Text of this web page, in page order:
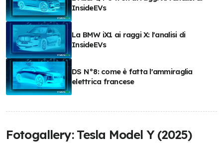
InsideEVs
La BMW iX1 ai raggi X: l'analisi di
InsideEVs
DS N°8: come è fatta l'ammiraglia
elettrica francese
Fotogallery: Tesla Model Y (2025)